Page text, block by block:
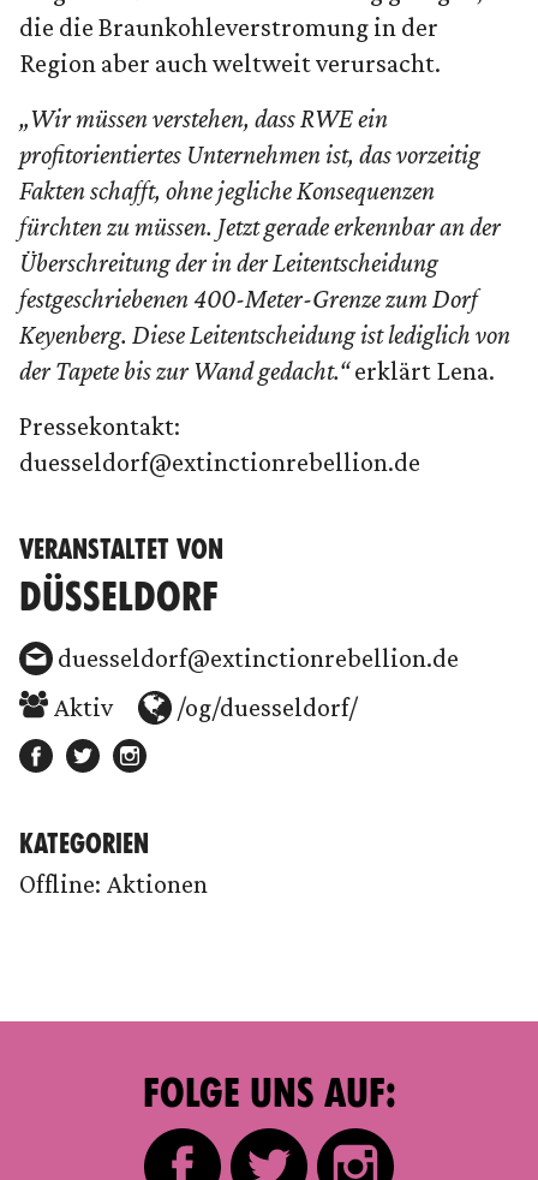
die die Braunkohleverstromung in der
Region aber auch weltweit verursacht.
„Wir müssen verstehen, dass RWE ein
profitorientiertes Unternehmen ist, das vorzeitig
Fakten schafft, ohne jegliche Konsequenzen
fürchten zu müssen. Jetzt gerade erkennbar an der
Überschreitung der in der Leitentscheidung
festgeschriebenen 400-Meter-Grenze zum Dorf
Keyenberg. Diese Leitentscheidung ist lediglich von
der Tapete bis zur Wand gedacht.“erklärt Lena.
Pressekontakt:
duesseldorf@extinctionrebellion.de
VERANSTALTET VON
DÜSSELDORF
duesseldorf@extinctionrebellion.de
Aktiv
/og/duesseldorf/
KATEGORIEN
Offline: Aktionen
FOLGE UNS AUF: